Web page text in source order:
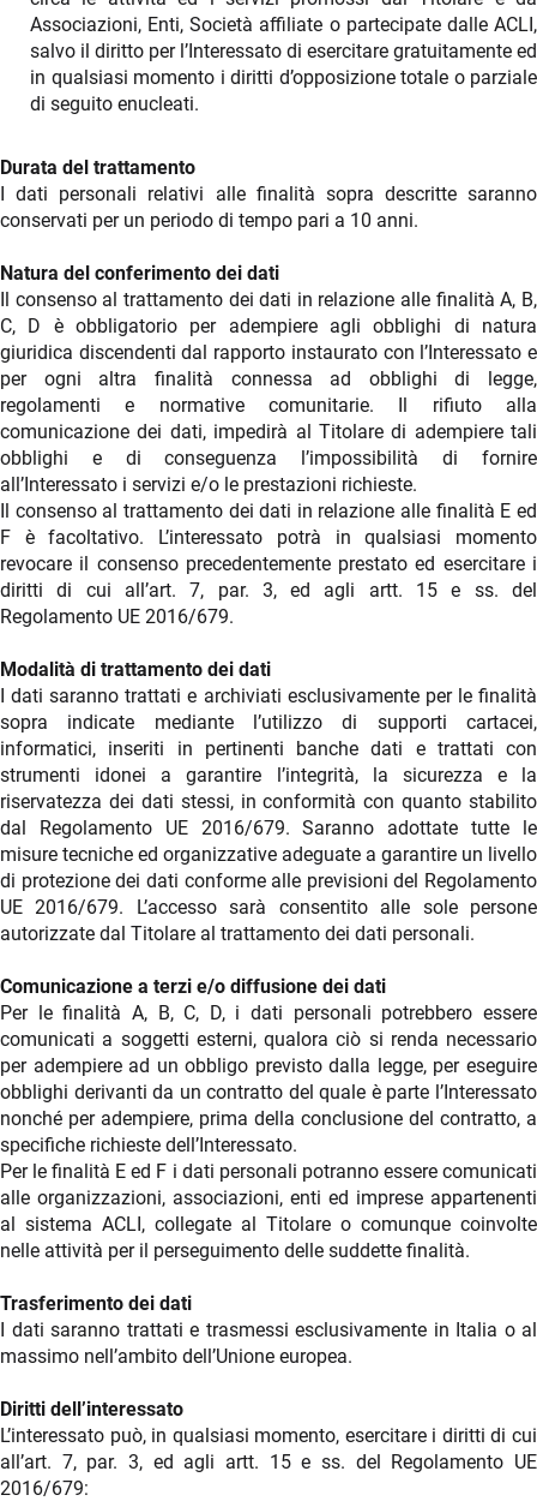
Associazioni, Enti, Società affiliate o partecipate dalle ACLI,
salvo il diritto per l’Interessato di esercitare gratuitamente ed
in qualsiasi momento i diritti d’opposizione totale o parziale
di seguito enucleati.
Durata del trattamento
I dati personali relativi alle finalità sopra descritte saranno
conservati per un periodo di tempo pari a 10 anni.
Natura del conferimento dei dati
Il consenso al trattamento dei dati in relazione alle finalità A, B,
C, D è obbligatorio per adempiere agli obblighi di natura
giuridica discendenti dal rapporto instaurato con l’Interessato e
per ogni altra finalità connessa ad obblighi di legge,
regolamenti e normative comunitarie. Il rifiuto alla
comunicazione dei dati, impedirà al Titolare di adempiere tali
obblighi e di conseguenza l’impossibilità di fornire
all’Interessato i servizi e/o le prestazioni richieste.
Il consenso al trattamento dei dati in relazione alle finalità E ed
F è facoltativo. L’interessato potrà in qualsiasi momento
revocare il consenso precedentemente prestato ed esercitare i
diritti di cui all’art. 7, par. 3, ed agli artt. 15 e ss. del
Regolamento UE 2016/679.
Modalità di trattamento dei dati
I dati saranno trattati e archiviati esclusivamente per le finalità
sopra indicate mediante l’utilizzo di supporti cartacei,
informatici, inseriti in pertinenti banche dati e trattati con
strumenti idonei a garantire l’integrità, la sicurezza e la
riservatezza dei dati stessi, in conformità con quanto stabilito
dal Regolamento UE 2016/679. Saranno adottate tutte le
misure tecniche ed organizzative adeguate a garantire un livello
di protezione dei dati conforme alle previsioni del Regolamento
UE 2016/679. L’accesso sarà consentito alle sole persone
autorizzate dal Titolare al trattamento dei dati personali.
Comunicazione a terzi e/o diffusione dei dati
Per le finalità A, B, C, D, i dati personali potrebbero essere
comunicati a soggetti esterni, qualora ciò si renda necessario
per adempiere ad un obbligo previsto dalla legge, per eseguire
obblighi derivanti da un contratto del quale è parte l’Interessato
nonché per adempiere, prima della conclusione del contratto, a
specifiche richieste dell’Interessato.
Per le finalità E ed F i dati personali potranno essere comunicati
alle organizzazioni, associazioni, enti ed imprese appartenenti
al sistema ACLI, collegate al Titolare o comunque coinvolte
nelle attività per il perseguimento delle suddette finalità.
Trasferimento dei dati
I dati saranno trattati e trasmessi esclusivamente in Italia o al
massimo nell’ambito dell’Unione europea.
Diritti dell’interessato
L’interessato può, in qualsiasi momento, esercitare i diritti di cui
all’art. 7, par. 3, ed agli artt. 15 e ss. del Regolamento UE
2016/679: